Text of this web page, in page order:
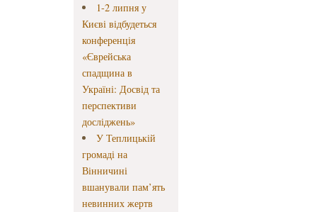
1-2 липня у
Києві відбудеться
конференція
«Єврейська
спадщина в
Україні: Досвід та
перспективи
досліджень»
У Теплицькій
громаді на
Вінничині
вшанували пам’ять
невинних жертв